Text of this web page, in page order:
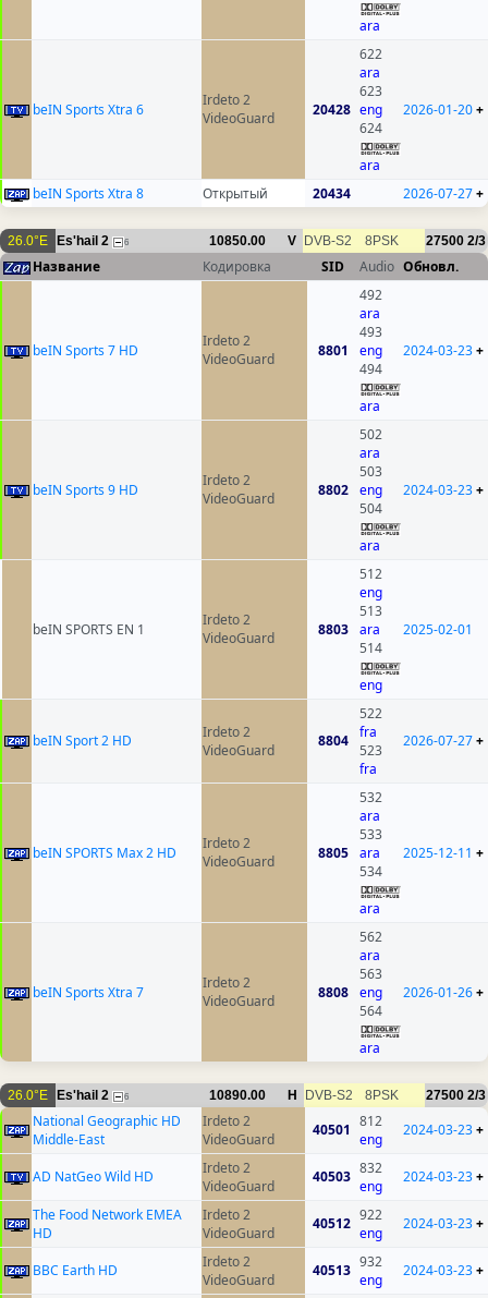
ara
beIN Sports Xtra 6
Irdeto 2
VideoGuard
20428
622
ara
623
eng
624
ara
2026-01-20+
beIN Sports Xtra 8 Открытый 20434 2026-07-27+
26.0°E Es'hail 2 6 10850.00 V DVB-S2 8PSK 27500 2/3
Название Кодировка SID Audio Обновл.
beIN Sports 7 HD
Irdeto 2
VideoGuard
8801
492
ara
493
eng
494
ara
2024-03-23+
beIN Sports 9 HD
Irdeto 2
VideoGuard
8802
502
ara
503
eng
504
ara
2024-03-23+
beIN SPORTS EN 1
Irdeto 2
VideoGuard
8803
512
eng
513
ara
514
eng
2025-02-01
beIN Sport 2 HD
Irdeto 2
VideoGuard
8804
522
fra
523
fra
2026-07-27+
beIN SPORTS Max 2 HD
Irdeto 2
VideoGuard
8805
532
ara
533
ara
534
ara
2025-12-11 +
beIN Sports Xtra 7
Irdeto 2
VideoGuard
8808
562
ara
563
eng
564
ara
2026-01-26+
26.0°E Es'hail 2 6 10890.00 H DVB-S2 8PSK 27500 2/3
National Geographic HD
Middle-East
Irdeto 2
VideoGuard
40501 812
eng
2024-03-23+
AD NatGeo Wild HD
Irdeto 2
VideoGuard
40503 832
eng
2024-03-23+
The Food Network EMEA
HD
Irdeto 2
VideoGuard
40512 922
eng
2024-03-23+
BBC Earth HD
Irdeto 2
VideoGuard
40513 932
eng
2024-03-23+